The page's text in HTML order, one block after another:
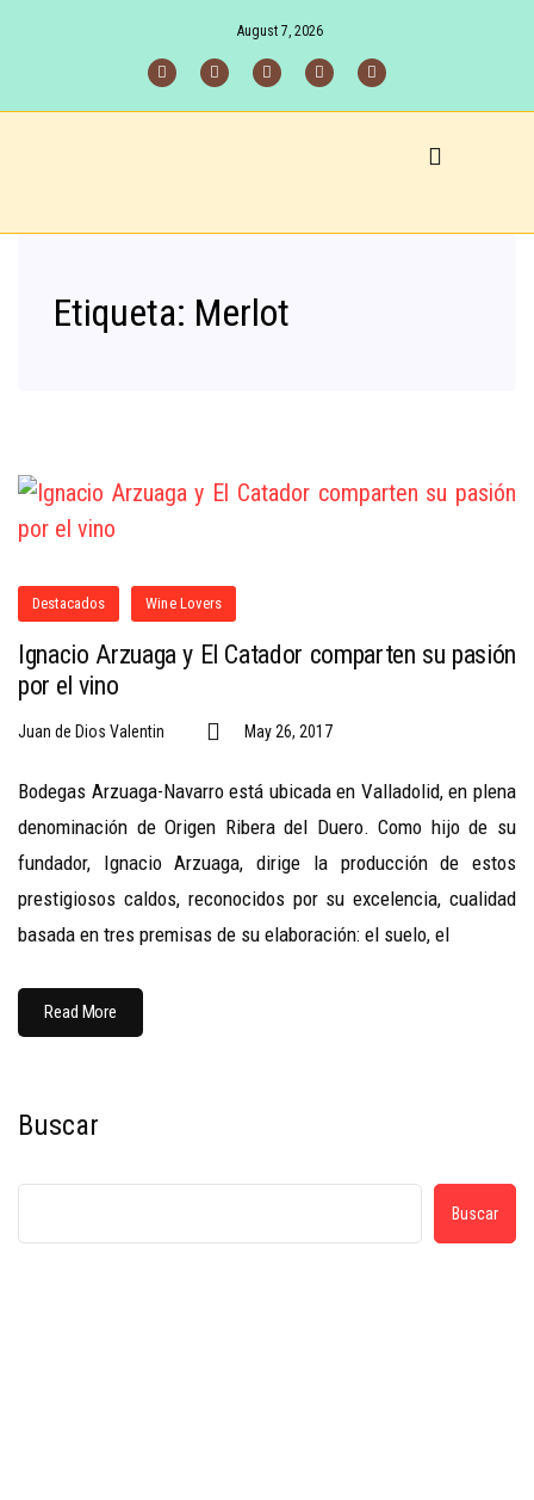
August 7, 2026
Etiqueta: Merlot
Destacados Wine Lovers
Ignacio Arzuaga y El Catador comparten su pasión
por el vino
Juan de Dios Valentin May 26, 2017
Bodegas Arzuaga-Navarro está ubicada en Valladolid, en plena
denominación de Origen Ribera del Duero. Como hijo de su
fundador, Ignacio Arzuaga, dirige la producción de estos
prestigiosos caldos, reconocidos por su excelencia, cualidad
basada en tres premisas de su elaboración: el suelo, el
Read More
Buscar
Buscar